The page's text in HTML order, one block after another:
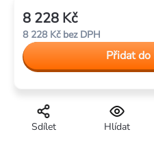
Hlídat
Sdílet
8 228 Kč
8 228 Kč bez DPH
cena:
Přidat do